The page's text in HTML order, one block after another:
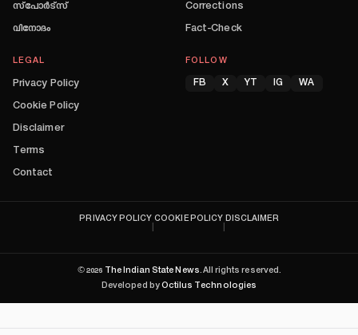
സ്പോർട്സ്
വിനോദം
Corrections
Fact-Check
LEGAL
Privacy Policy
Cookie Policy
Disclaimer
Terms
Contact
FOLLOW
FB X YT IG WA
PRIVACY POLICY COOKIE POLICY DISCLAIMER
©2026 The Indian State News. All rights reserved.
Developed by Octilus Technologies